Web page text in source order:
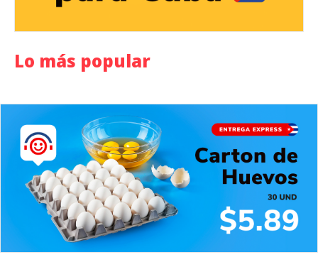
Lo más popular